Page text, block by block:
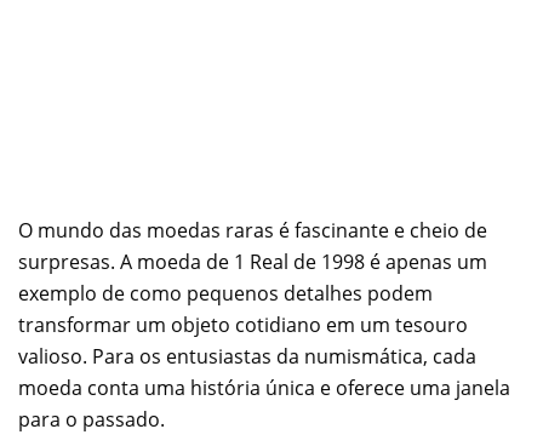
O mundo das moedas raras é fascinante e cheio de
surpresas. A moeda de 1 Real de 1998 é apenas um
exemplo de como pequenos detalhes podem
transformar um objeto cotidiano em um tesouro
valioso. Para os entusiastas da numismática, cada
moeda conta uma história única e oferece uma janela
para o passado.